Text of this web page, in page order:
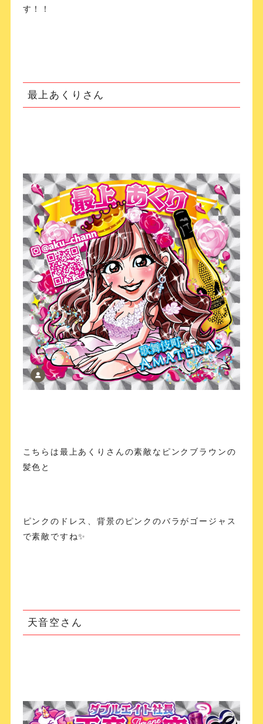
す！！
最上あくりさん
こちらは最上あくりさんの素敵なピンクブラウンの
髪色と
ピンクのドレス、背景のピンクのバラがゴージャス
で素敵ですね✨
天音空さん